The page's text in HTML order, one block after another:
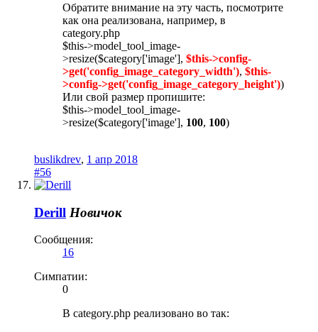
Обратите внимание на эту часть, посмотрите
как она реализована, например, в
category.php
$this->model_tool_image-
>resize($category['image'], $this->config-
>get('config_image_category_width'), $this-
>config->get('config_image_category_height'))
Или свой размер пропишите:
$this->model_tool_image-
>resize($category['image'], 100, 100)
buslikdrev, 1 апр 2018
#56
Derill Новичок
Сообщения:
16
Симпатии:
0
В category.php реализовано во так: